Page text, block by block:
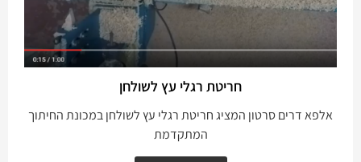
חריטת רגלי עץ לשולחן
אלפא דרים סרטון המציג חריטת רגלי עץ לשולחן במכונת החיתוך
המתקדמת